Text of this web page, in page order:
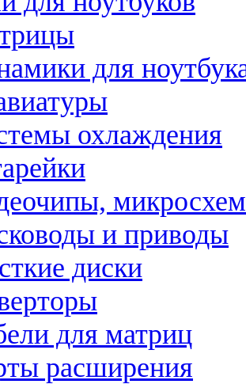
для
охлаждения
и приводы
диски
для матриц
расширения